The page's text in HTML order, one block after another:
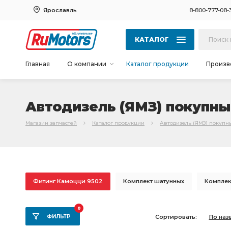
Ярославль 8-800-777-08-
КАТАЛОГ
Главная О компании Каталог продукции
Автодизель (ЯМЗ)
Магазин запчастей Каталог продукции Автодизель (ЯМЗ)
Фитинг Камоцци 9502 Комплект шатунных
коренных вкладышей
вкладышей 0,25
ФИЛЬТР
0
Сортировать: По